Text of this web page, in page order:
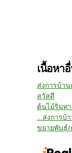
เนื้อหา
ส่งการบ้า
สวัสดี
ต้นไม้ริมทา
...ส่งการบ้
ขยายพันธุ์